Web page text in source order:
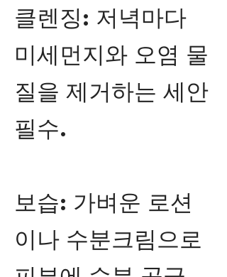
클렌징: 저녁마다
미세먼지와 오염 물
질을 제거하는 세안
필수.
보습: 가벼운 로션
이나 수분크림으로